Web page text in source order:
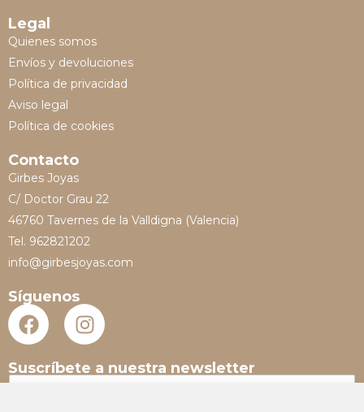
Legal
Quienes somos
Envíos y devoluciones
Política de privacidad
Aviso legal
Política de cookies
Contacto
Girbes Joyas
C/ Doctor Grau 22
46760 Tavernes de la Valldigna (Valencia)
Tel. 962821202
info@girbesjoyas.com
Síguenos
Suscríbete a nuestra newsletter
N